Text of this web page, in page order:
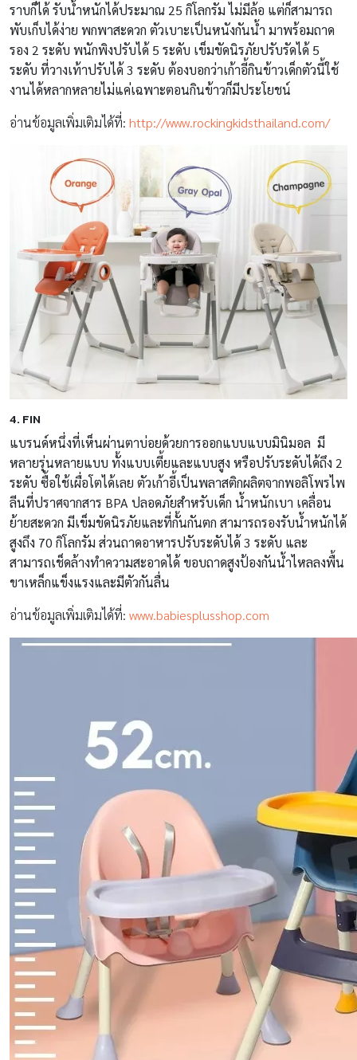
ราบก็ได้ รับน้ำหนักได้ประมาณ 25 กิโลกรัม ไม่มีล้อ แต่ก็สามารถ
พับเก็บได้ง่าย พกพาสะดวก ตัวเบาะเป็นหนังกันน้ำ มาพร้อมถาด
รอง 2 ระดับ พนักพิงปรับได้ 5 ระดับ เข็มขัดนิรภัยปรับรัดได้ 5
ระดับ ที่วางเท้าปรับได้ 3 ระดับ ต้องบอกว่าเก้าอี้กินข้าวเด็กตัวนี้ใช้
งานได้หลากหลายไม่แค่เฉพาะตอนกินข้าวก็มีประโยชน์
อ่านข้อมูลเพิ่มเติมได้ที่: http://www.rockingkidsthailand.com/
4. FIN
แบรนด์หนึ่งที่เห็นผ่านตาบ่อยด้วยการออกแบบแบบมินิมอล มี
หลายรุ่นหลายแบบ ทั้งแบบเตี้ยและแบบสูง หรือปรับระดับได้ถึง 2
ระดับ ซื้อใช้เผื่อโตได้เลย ตัวเก้าอี้เป็นพลาสติกผลิตจากพอลิโพรไพ
ลีนที่ปราศจากสาร BPA ปลอดภัยสำหรับเด็ก น้ำหนักเบา เคลื่อน
ย้ายสะดวก มีเข็มขัดนิรภัยและที่กั้นกันตก สามารถรองรับน้ำหนักได้
สูงถึง 70 กิโลกรัม ส่วนถาดอาหารปรับระดับได้ 3 ระดับ และ
สามารถเช็ดล้างทำความสะอาดได้ ขอบถาดสูงป้องกันน้ำไหลลงพื้น
ขาเหล็กแข็งแรงและมีตัวกันลื่น
อ่านข้อมูลเพิ่มเติมได้ที่: www.babiesplusshop.com